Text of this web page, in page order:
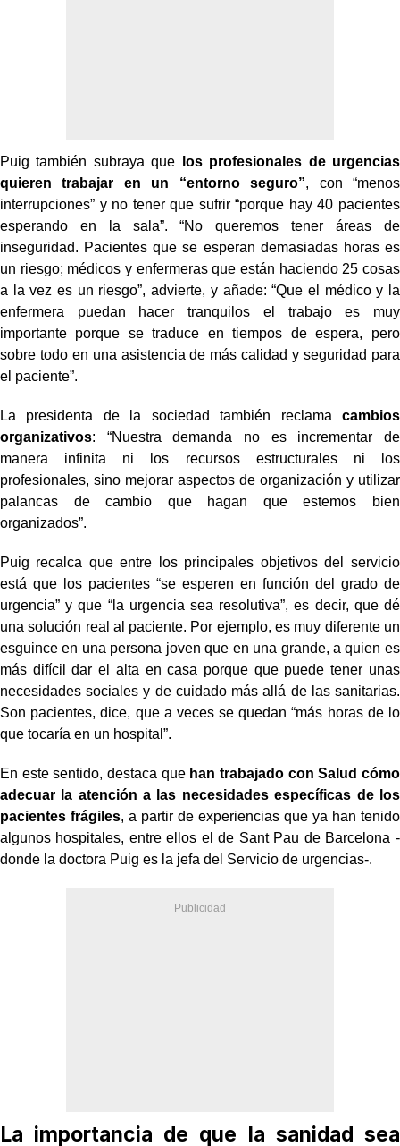
Puig también subraya que
los profesionales de urgencias
quieren trabajar en un “entorno seguro”, con “menos
interrupciones” y no tener que sufrir “porque hay 40 pacientes
esperando en la sala”. “No queremos tener áreas de
inseguridad. Pacientes que se esperan demasiadas horas es
un riesgo; médicos y enfermeras que están haciendo 25 cosas
a la vez es un riesgo”, advierte, y añade: “Que el médico y la
enfermera puedan hacer tranquilos el trabajo es muy
importante porque se traduce en tiempos de espera, pero
sobre todo en una asistencia de más calidad y seguridad para
el paciente”.
La presidenta de la sociedad también reclama cambios
organizativos: “Nuestra demanda no es incrementar de
manera infinita ni los recursos estructurales ni los
profesionales, sino mejorar aspectos de organización y utilizar
palancas de cambio que hagan que estemos bien
organizados”.
Puig recalca que entre los principales objetivos del servicio
está que los pacientes “se esperen en función del grado de
urgencia” y que “la urgencia sea resolutiva”, es decir, que dé
una solución real al paciente. Por ejemplo, es muy diferente un
esguince en una persona joven que en una grande, a quien es
más difícil dar el alta en casa porque que puede tener unas
necesidades sociales y de cuidado más allá de las sanitarias.
Son pacientes, dice, que a veces se quedan “más horas de lo
que tocaría en un hospital”.
En este sentido, destaca quehan trabajado con Salud cómo
adecuar la atención a las necesidades específicas de los
pacientes frágiles, a partir de experiencias que ya han tenido
algunos hospitales, entre ellos el de Sant Pau de Barcelona -
donde la doctora Puig es la jefa del Servicio de urgencias-.
La importancia de que la sanidad sea